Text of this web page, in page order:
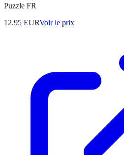
Puzzle FR
12.95 EURVoir le prix